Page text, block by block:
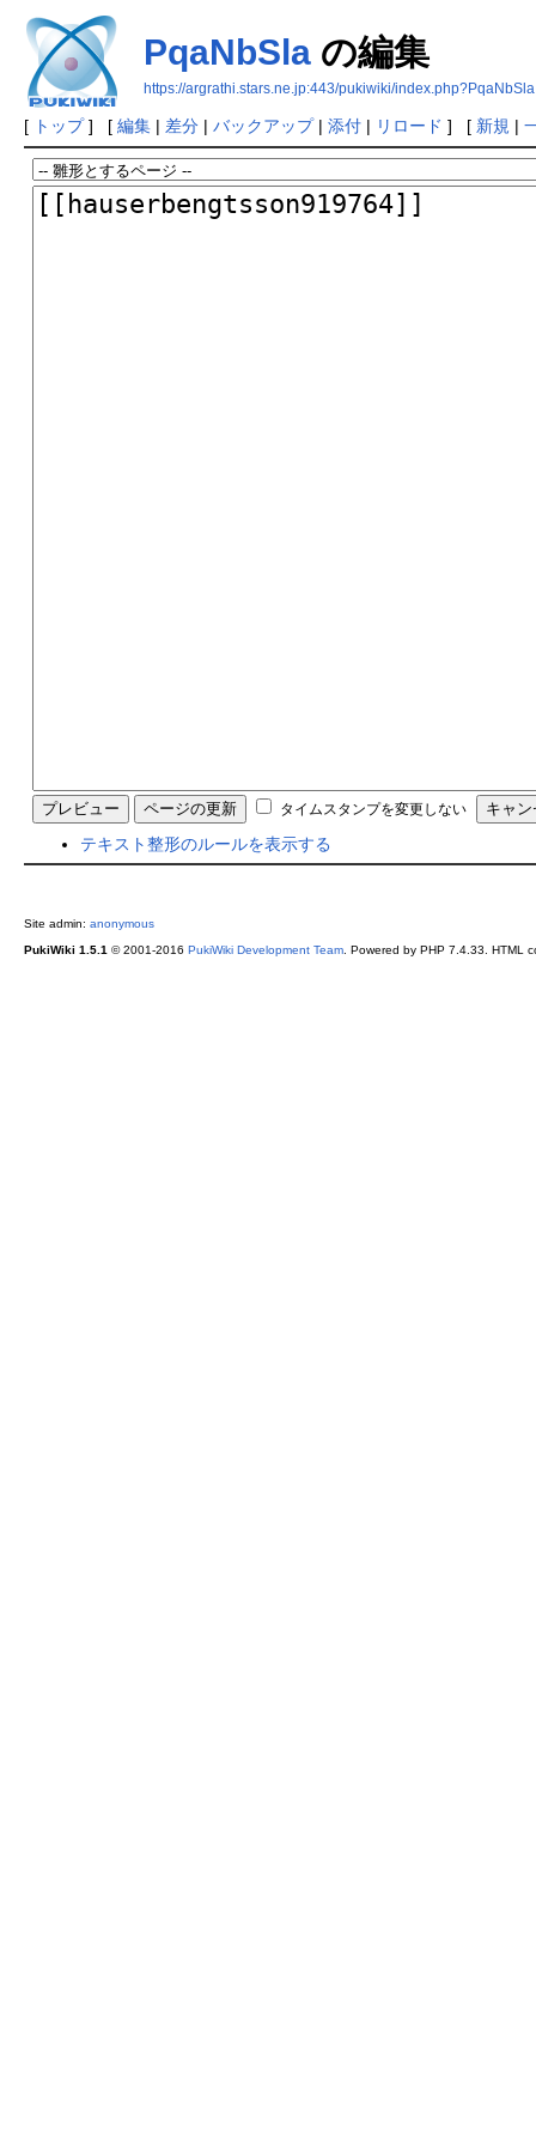
PqaNbSlaの編集
https://argrathi.stars.ne.jp:443/pukiwiki/index.php?PqaNbSla
[ トップ] [ 編集| 差分| バックアップ| 添付| リロード ] [ 新規 |
タイムスタンプを変更しない
テキスト整形のルールを表示する
Site admin: anonymous
PukiWiki 1.5.1 © 2001-2016 PukiWiki Development Team. Powered by PHP 7.4.33. HTML